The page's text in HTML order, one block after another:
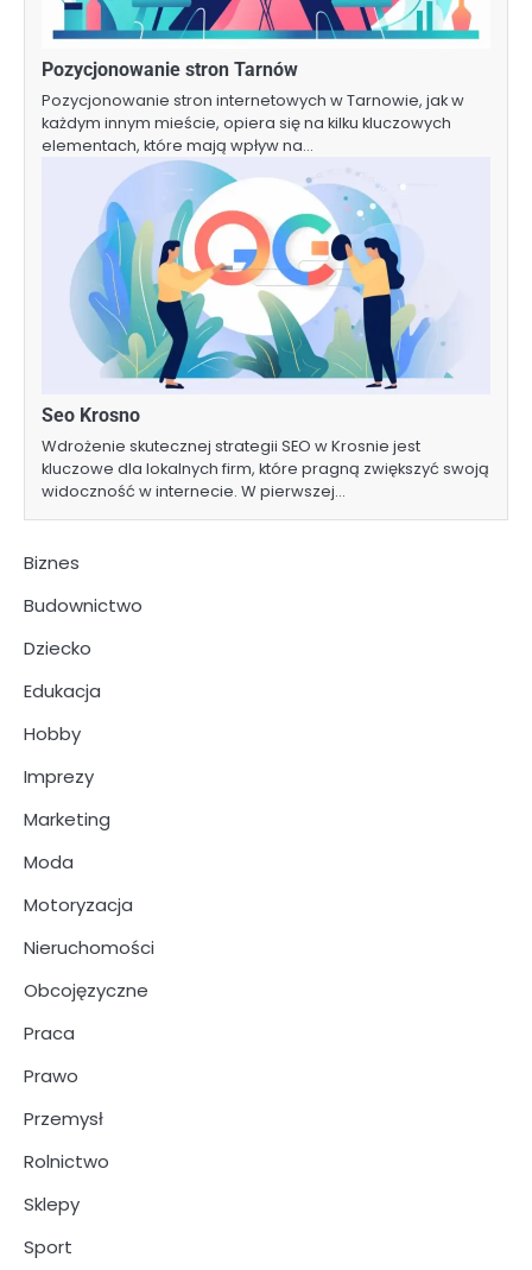
Pozycjonowanie stron Tarnów
Pozycjonowanie stron internetowych w Tarnowie, jak w
każdym innym mieście, opiera się na kilku kluczowych
elementach, które mają wpływ na…
Seo Krosno
Wdrożenie skutecznej strategii SEO w Krosnie jest
kluczowe dla lokalnych firm, które pragną zwiększyć swoją
widoczność w internecie. W pierwszej…
Biznes
Budownictwo
Dziecko
Edukacja
Hobby
Imprezy
Marketing
Moda
Motoryzacja
Nieruchomości
Obcojęzyczne
Praca
Prawo
Przemysł
Rolnictwo
Sklepy
Sport